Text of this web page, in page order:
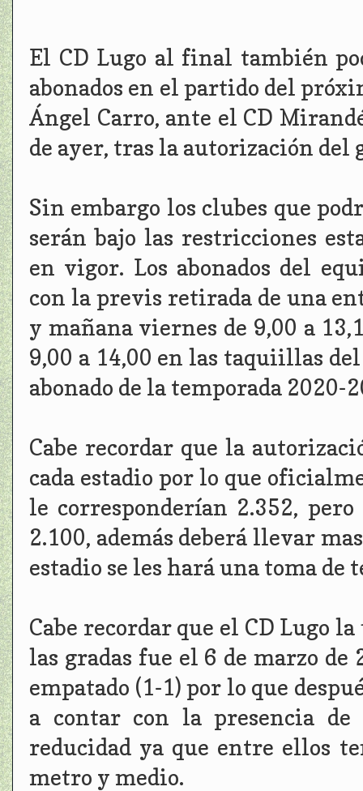
El CD Lugo al final también
abonados en el partido del
Ángel Carro, ante el CD
de ayer, tras la autorización del
Sin embargo los clubes que
serán bajo las restricciones
en vigor. Los abonados del
con la previs retirada de una
y mañana viernes de 9,00 a
9,00 a 14,00 en las taquiillas
abonado de la temporada 2020-
Cabe recordar que la
cada estadio por lo que
le corresponderían 2.352,
2.100, además deberá llevar
estadio se les hará una toma de
Cabe recordar que el CD Lugo
las gradas fue el 6 de marzo de
empatado (1-1) por lo que
a contar con la presencia de
reducidad ya que entre ellos
metro y medio.